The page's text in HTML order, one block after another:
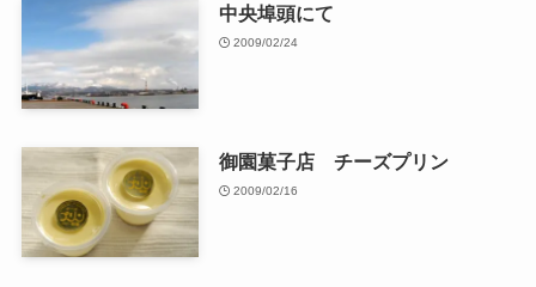
中央埠頭にて
2009/02/24
御園菓子店 チーズプリン
2009/02/16